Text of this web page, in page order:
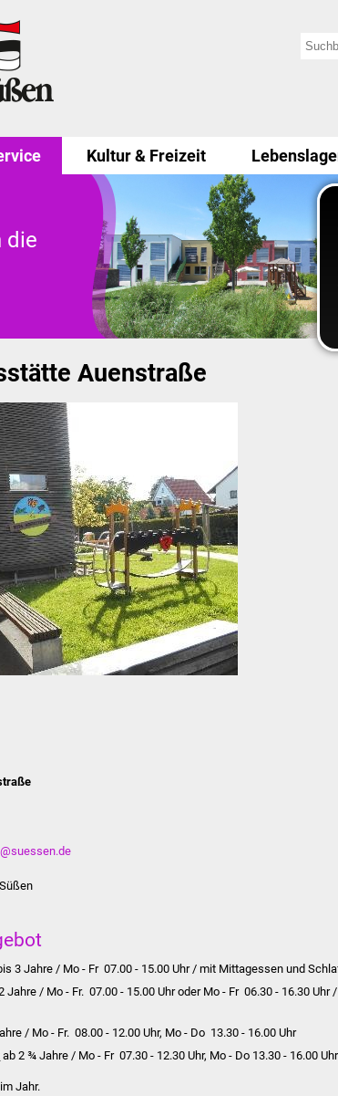
Kultur & Freizeit
die
Auenstraße
3 Jahre / Mo - Fr 07.00 - 15.00 Uhr / mit Mittagessen und
Jahre / Mo - Fr. 07.00 - 15.00 Uhr oder Mo - Fr 06.30 - 16.30
/ Mo - Fr. 08.00 - 12.00 Uhr, Mo - Do 13.30 - 16.00 Uhr
ab 2 ¾ Jahre / Mo - Fr 07.30 - 12.30 Uhr, Mo - Do 13.30 - 16.00 Uhr
Jahr.